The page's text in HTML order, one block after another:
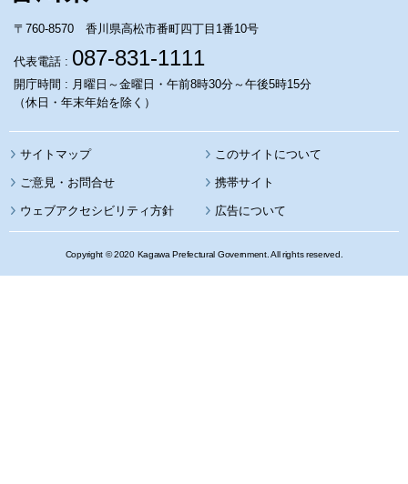
〒760-8570 香川県高松市番町四丁目1番10号
代表電話 : 087-831-1111
開庁時間 : 月曜日～金曜日・午前8時30分～午後5時15分
（休日・年末年始を除く）
サイトマップ このサイトについて
携帯サイト
ウェブアクセシビリティ方針 広告について
Copyright © 2020 Kagawa Prefectural Government. All rights reserved.